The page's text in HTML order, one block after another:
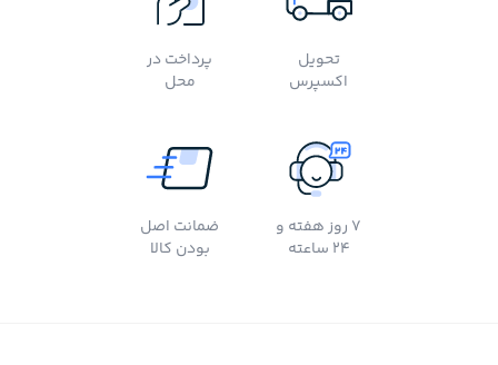
تحویل
اکسپرس
پرداخت در
محل
7 روز هفته و
24 ساعته
ضمانت اصل
بودن کالا